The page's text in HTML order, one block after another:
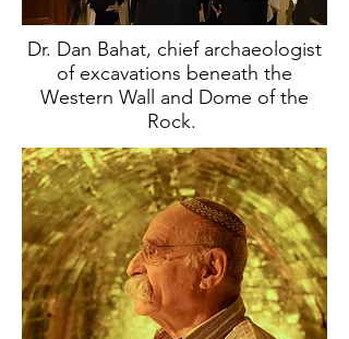
Dr. Dan Bahat, chief archaeologist
of excavations beneath the
Western Wall and Dome of the
Rock.